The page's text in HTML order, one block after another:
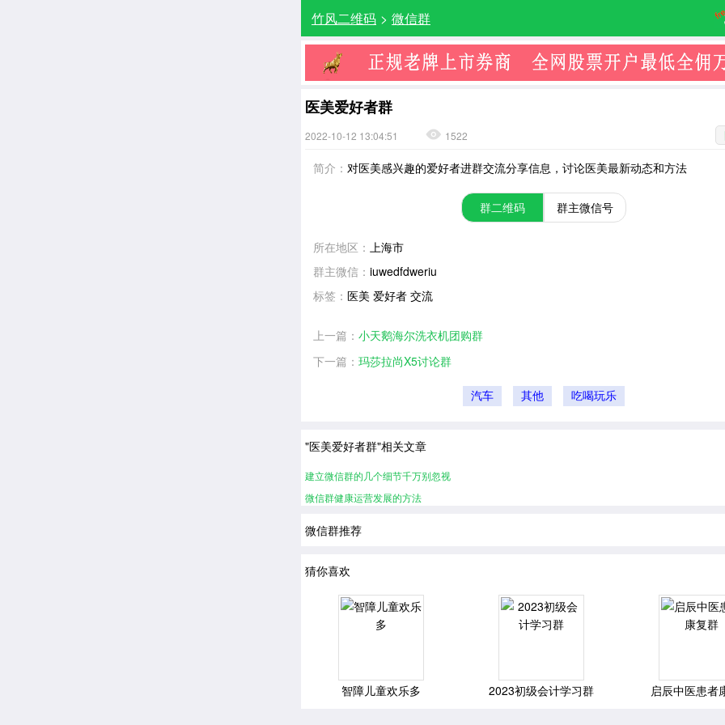
竹风二维码 > 微信群
医美爱好者群
2022-10-12 13:04:51 1522
简介： 对医美感兴趣的爱好者进群交流分享信息，讨论医美最新动态和方法
群二维码 群主微信号
所在地区： 上海市
群主微信： iuwedfdweriu
标签： 医美 爱好者 交流
上一篇： 小天鹅海尔洗衣机团购群
下一篇： 玛莎拉尚X5讨论群
汽车 其他 吃喝玩乐
"医美爱好者群"相关文章
建立微信群的几个细节千万别忽视
微信群健康运营发展的方法
微信群推荐
猜你喜欢
智障儿童欢乐多 2023初级会计学习群 启辰中医患者